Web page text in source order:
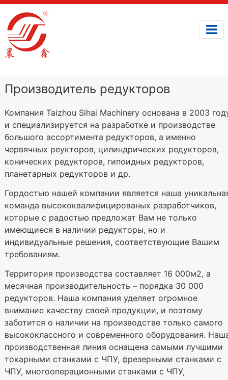
Производитель редукторов
Компания Taizhou Sihai Machinery основана в 2003
и специализируется на разработке и производстве
большого ассортимента редукторов, а именно
червячных реукторов, цилиндрических редукторов,
конических редукторов, гипоидных редукторов,
планетарных редукторов и др.
Гордостью нашей компании является наша
команда высококвалифицированых разработчиков,
которые с радостью предложат Вам не только
имеющиеся в наличии редукторы, но и
индивидуальные решения, соответствующие Вашим
требованиям.
Территория производства составляет 16 000м2, а
месячная производительность – порядка 30 000
редукторов. Наша компания уделяет огромное
внимание качеству своей продукции, и поэтому
заботится о наличии на производстве только самого
высококлассного и современного оборудования.
производственная линия оснащена самыми лучшими
токарными станками с ЧПУ, фрезерными станками с
ЧПУ, многооперационными станками с ЧПУ,